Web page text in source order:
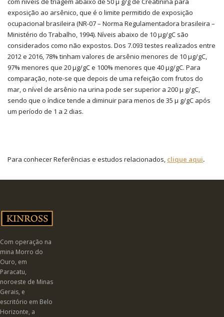
exposição ao arsênico, que é o limite permitido de exposição
ocupacional brasileira (NR-07 – Norma Regulamentadora brasileira –
Ministério do Trabalho, 1994). Níveis abaixo de 10 μg/gC são
considerados como não expostos. Dos 7.093 testes realizados entre
2012 e 2016, 78% tinham valores de arsênio menores de 10 μg/gC,
97% menores que 20 μg/gC e 100% menores que 40 μg/gC. Para
comparação, note-se que depois de uma refeição com frutos do
mar, o nível de arsênio na urina pode ser superior a 200 µ g/gC,
sendo que o índice tende a diminuir para menos de 35 µ g/gC após
um período de 1 a 2 dias.
Para conhecer Referências e estudos relacionados, clique aqui.
Com operação na
mina Morro do
Ouro, em
Paracatu,
noroeste de Minas
Gerais, e
escritório em Belo
Horizonte, a